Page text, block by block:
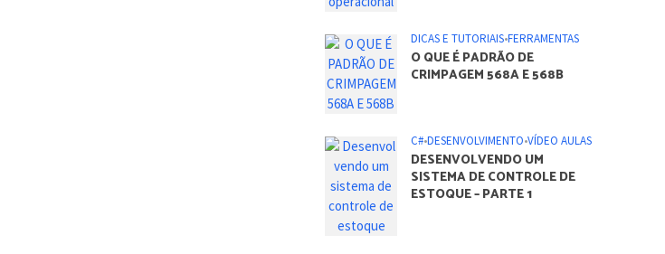
DICAS E TUTORIAIS•FERRAMENTAS
O QUE É PADRÃO DE
CRIMPAGEM 568A E 568B
C#•DESENVOLVIMENTO•VÍDEO AULAS
DESENVOLVENDO UM
SISTEMA DE CONTROLE DE
ESTOQUE – PARTE 1